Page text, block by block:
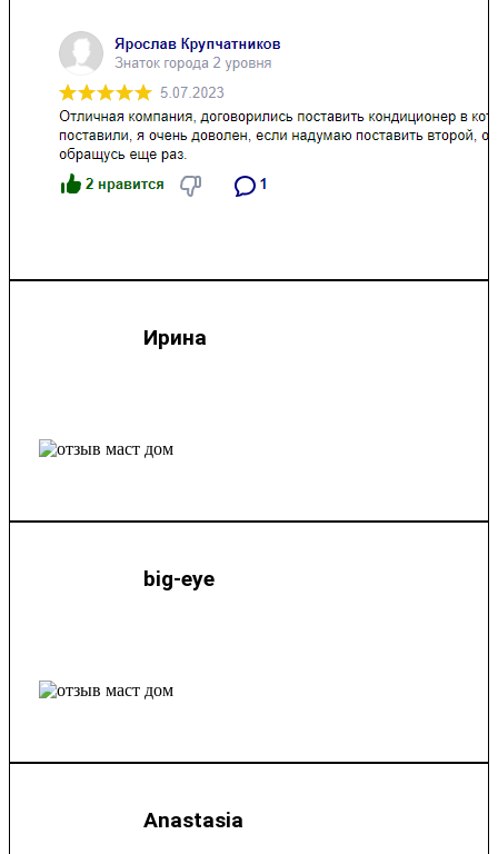
Ирина
big-eye
Anastasia